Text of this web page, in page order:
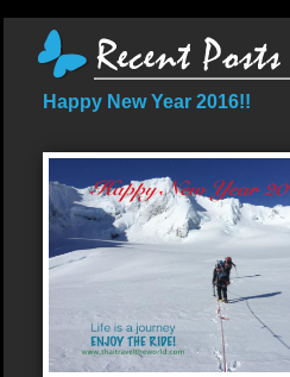
Happy New Year 2016!!